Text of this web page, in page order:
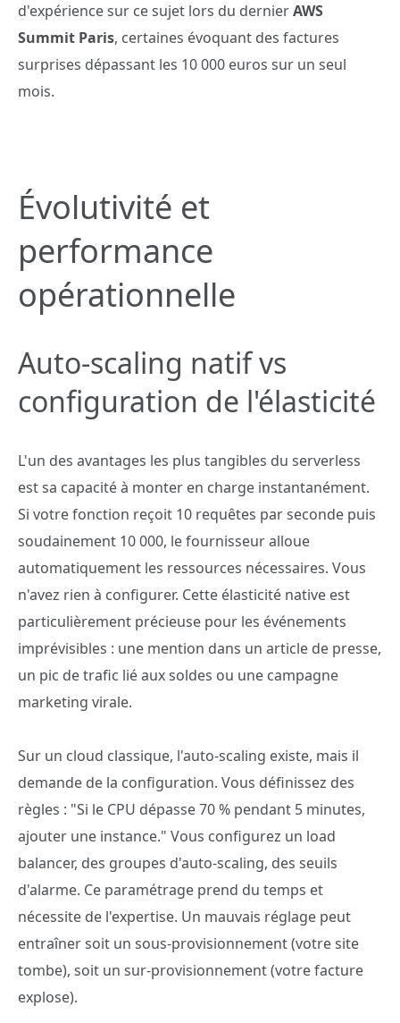
d'expérience sur ce sujet lors du dernierAWS
Summit Paris, certaines évoquant des factures
surprises dépassant les 10 000 euros sur un seul
mois.
Évolutivité et
performance
opérationnelle
Auto-scaling natif vs
configuration de l'élasticité
L'un des avantages les plus tangibles du serverless
est sa capacité à monter en charge instantanément.
Si votre fonction reçoit 10 requêtes par seconde puis
soudainement 10 000, le fournisseur alloue
automatiquement les ressources nécessaires. Vous
n'avez rien à configurer. Cette élasticité native est
particulièrement précieuse pour les événements
imprévisibles : une mention dans un article de presse,
un pic de trafic lié aux soldes ou une campagne
marketing virale.
Sur un cloud classique, l'auto-scaling existe, mais il
demande de la configuration. Vous définissez des
règles : "Si le CPU dépasse 70 % pendant 5 minutes,
ajouter une instance." Vous configurez un load
balancer, des groupes d'auto-scaling, des seuils
d'alarme. Ce paramétrage prend du temps et
nécessite de l'expertise. Un mauvais réglage peut
entraîner soit un sous-provisionnement (votre site
tombe), soit un sur-provisionnement (votre facture
explose).